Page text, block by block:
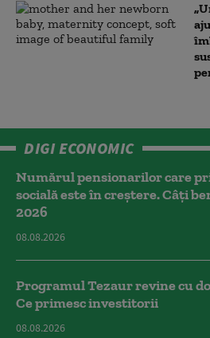
DIGI ECONOMIC
Numărul pensionarilor care
socială este în creștere. Câți
2026
08.08.2026
Programul Tezaur revine cu
Ce primesc investitorii
08.08.2026